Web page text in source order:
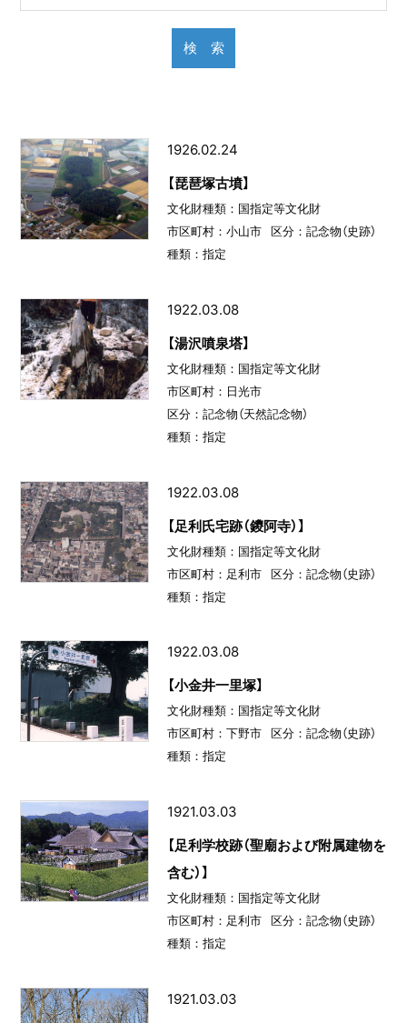
1926.02.24
【琵琶塚古墳】
文化財種類：国指定等文化財
市区町村：小山市
区分：記念物（史跡）
種類：指定
1922.03.08
【湯沢噴泉塔】
文化財種類：国指定等文化財
市区町村：日光市
区分：記念物（天然記念物）
種類：指定
1922.03.08
【足利氏宅跡（鑁阿寺）】
文化財種類：国指定等文化財
市区町村：足利市
区分：記念物（史跡）
種類：指定
1922.03.08
【小金井一里塚】
文化財種類：国指定等文化財
市区町村：下野市
区分：記念物（史跡）
種類：指定
1921.03.03
【足利学校跡（聖廟および附属建物を
含む）】
文化財種類：国指定等文化財
市区町村：足利市
区分：記念物（史跡）
種類：指定
1921.03.03